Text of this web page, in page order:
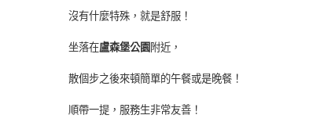
沒有什麼特殊，就是舒服！
坐落在盧森堡公園附近，
散個步之後來頓簡單的午餐或是晚餐！
順帶一提，服務生非常友善！